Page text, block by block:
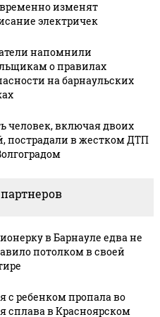
05 августа, 9:49
Республики
Алтай и
регионе
изменят
электричек
напомнили
о правилах
на барнаульских
человек, включая двоих
пострадали в жестком ДТП
в Барнауле едва не
потолком в своей
с ребенком пропала во
сплава в Красноярском